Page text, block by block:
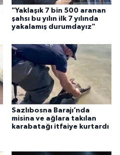
"Yaklaşık 7 bin 500 aranan
şahsı bu yılın ilk 7 yılında
yakalamış durumdayız"
Sazlıbosna Barajı’nda
misina ve ağlara takılan
karabatağı itfaiye kurtardı